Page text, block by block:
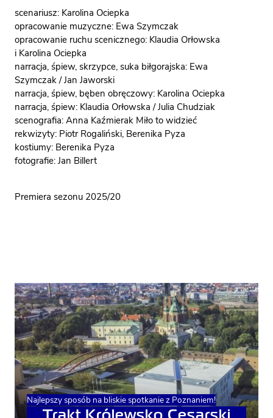
scenariusz: Karolina Ociepka
opracowanie muzyczne: Ewa Szymczak
opracowanie ruchu scenicznego: Klaudia Orłowska
i Karolina Ociepka
narracja, śpiew, skrzypce, suka biłgorajska: Ewa
Szymczak / Jan Jaworski
narracja, śpiew, bęben obręczowy: Karolina Ociepka
narracja, śpiew: Klaudia Orłowska / Julia Chudziak
scenografia: Anna Kaźmierak Miło to widzieć
rekwizyty: Piotr Rogaliński, Berenika Pyza
kostiumy: Berenika Pyza
fotografie: Jan Billert
Premiera sezonu 2025/20
Najlepszy sposób na bliskie spotkanie z Poznaniem!